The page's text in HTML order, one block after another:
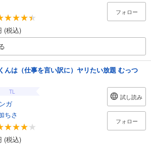
(税込)
フォロー
んは（仕事を言い訳に）ヤリたい放題 むっつ
TL
ガ
ちさ
(税込)
試し読み
フォロー